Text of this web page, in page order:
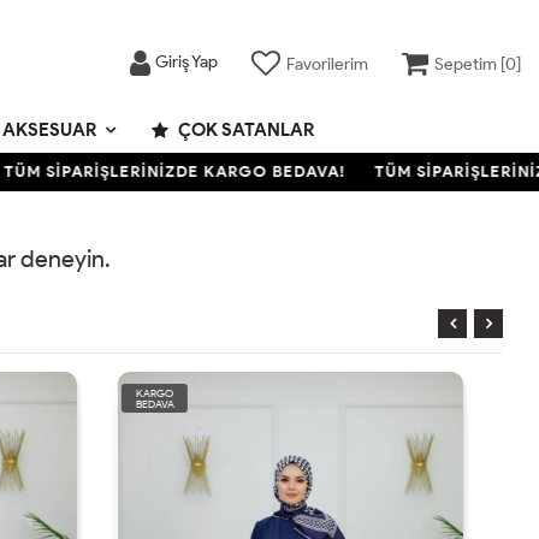
Giriş Yap Favorilerim Sepetim [0]
AKSESUAR ÇOK SATANLAR
SİPARİŞLERİNİZDE KARGO BEDAVA! TÜM
deneyin.
KARGO
BEDAVA